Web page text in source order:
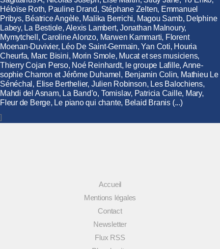
Héloïse Roth, Pauline Drand, Stéphane Zelten, Emmanuel
Pribys, Béatrice Angèle, Malika Berrichi, Magou Samb, Delphine
Labey, La Bestiole, Alexis Lambert, Jonathan Malnoury,
Mymytchell, Caroline Alonzo, Marwen Kammarti, Florent
Moenan-Duvivier, Léo De Saint-Germain, Yan Coti, Houria
Cheurfa, Marc Bisini, Morin Smole, Mucat et ses musiciens,
Thierry Cojan Perso, Noé Reinhardt, le groupe Lafille, Anne-
sophie Charron et Jérôme Duhamel, Benjamin Colin, Mathieu Le
Sénéchal, Elise Berthelier, Julien Robinson, Les Balochiens,
Mahdi del Asnam, La Band’o, Tomislav, Patricia Caille, Mary,
Fleur de Berge, Le piano qui chante, Belaid Branis (...)
]
Accueil
Mentions légales
Contact
Newsletter
Flux RSS